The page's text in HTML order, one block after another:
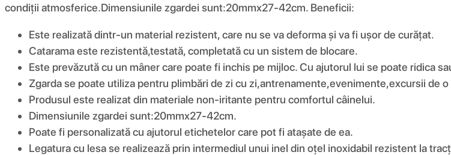
condiții atmosferice.Dimensiunile zgardei sunt:20mmx27-42cm. Beneficii:
Este realizată dintr-un material rezistent, care nu se va deforma și va fi ușor de curățat.
Catarama este rezistentă,testată, completată cu un sistem de blocare.
Este prevăzută cu un mâner care poate fi inchis pe mijloc. Cu ajutorul lui se poate ridica
Zgarda se poate utiliza pentru plimbări de zi cu zi,antrenamente,evenimente,excursii de o
Produsul este realizat din materiale non-iritante pentru comfortul câinelui.
Dimensiunile zgardei sunt:20mmx27-42cm.
Poate fi personalizată cu ajutorul etichetelor care pot fi atașate de ea.
Legatura cu lesa se realizează prin intermediul unui inel din oțel inoxidabil rezistent la